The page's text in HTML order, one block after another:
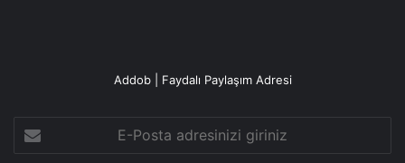
Addob | Faydalı Paylaşım Adresi
Posta